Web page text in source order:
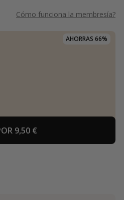
Cómo funciona la membresía?
AHORRAS 66%
9,50 €